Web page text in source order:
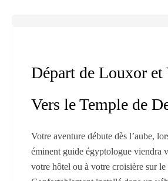
Départ de Louxor et
Vers le Temple de
Votre aventure débute dès l’aube,
éminent guide égyptologue viendra
votre hôtel ou à votre croisière sur